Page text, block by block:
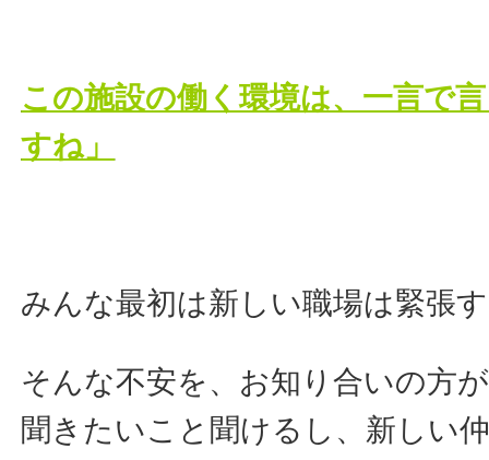
この施設の働く環境は、一言で
すね」
みんな最初は新しい職場は緊張
そんな不安を、お知り合いの方
聞きたいこと聞けるし、新しい